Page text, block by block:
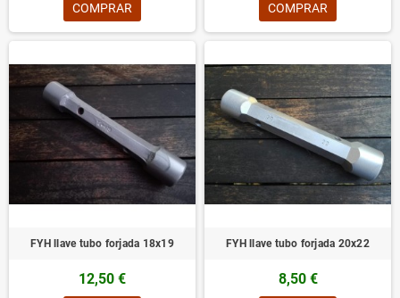
COMPRAR COMPRAR
FYH llave tubo forjada 18x19
12,50 €
FYH llave tubo forjada 20x22
8,50 €